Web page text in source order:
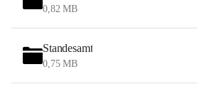
0,82 MB
Standesamt
0,75 MB